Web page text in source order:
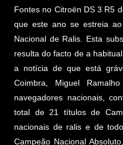
Fontes no Citroën DS 3 R5
que este ano se estreia
Nacional de Ralis. Esta
resulta do facto de a
a notícia de que está
Coimbra, Miguel
navegadores nacionais,
total de 21 títulos de
nacionais de ralis e de
Campeão Nacional